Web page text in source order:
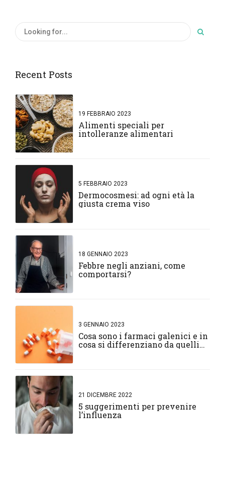
Recent Posts
19 FEBBRAIO 2023
Alimenti speciali per
intolleranze alimentari
5 FEBBRAIO 2023
Dermocosmesi: ad ogni età la
giusta crema viso
18 GENNAIO 2023
Febbre negli anziani, come
comportarsi?
3 GENNAIO 2023
Cosa sono i farmaci galenici e in
cosa si differenziano da quelli
21 DICEMBRE 2022
5 suggerimenti per prevenire
l’influenza